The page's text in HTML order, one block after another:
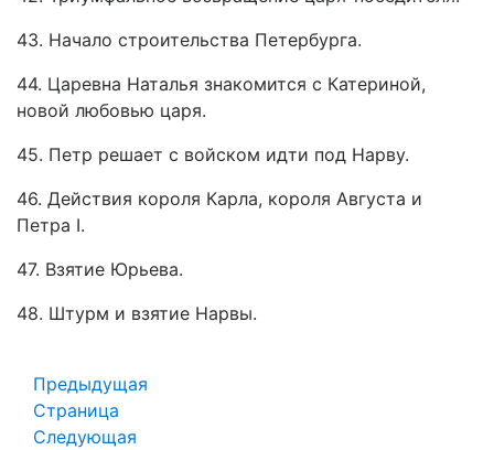
43. Начало строительства Петербурга.
44. Царевна Наталья знакомится с Катериной,
новой любовью царя.
45. Петр решает с войском идти под Нарву.
46. Действия короля Карла, короля Августа и
Петра I.
47. Взятие Юрьева.
48. Штурм и взятие Нарвы.
Предыдущая
Страница
Следующая